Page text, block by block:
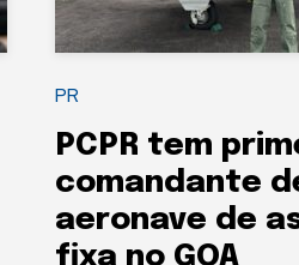
PR
PCPR tem
comandante
aeronave de
fixa no GOA